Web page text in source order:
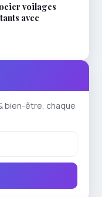
voilages
avec
bien-être, chaque